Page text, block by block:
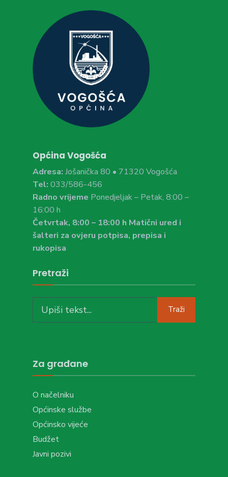
Općina Vogošća
Adresa: Jošanička 80 • 71320 Vogošća
Tel: 033/586-456
Radno vrijeme Ponedjeljak – Petak, 8:00 –
16:00 h
Četvrtak, 8:00 – 18:00 h Matični ured i
šalteri za ovjeru potpisa, prepisa i
rukopisa
Pretraži
for:
Traži
Za građane
O načelniku
Općinske službe
Općinsko vijeće
Budžet
Javni pozivi